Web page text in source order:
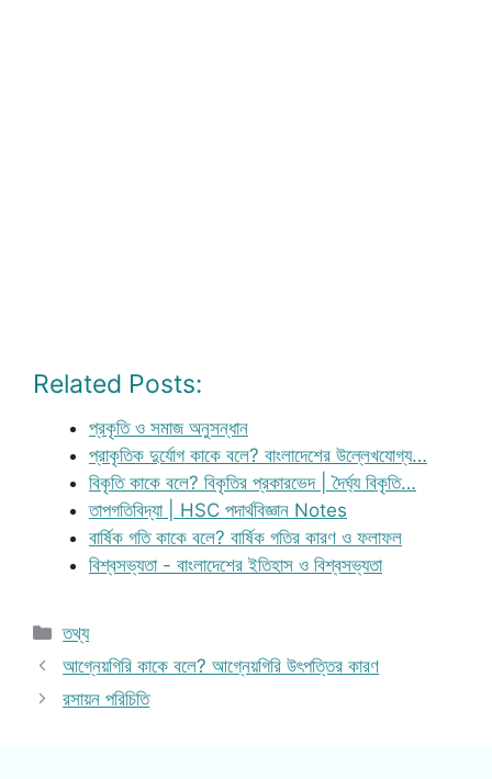
Related Posts:
প্রকৃতি ও সমাজ অনুসন্ধান
প্রাকৃতিক দুর্যোগ কাকে বলে? বাংলাদেশের উল্লেখযোগ্য…
বিকৃতি কাকে বলে? বিকৃতির প্রকারভেদ | দৈর্ঘ্য বিকৃতি…
তাপগতিবিদ্যা | HSC পদার্থবিজ্ঞান Notes
বার্ষিক গতি কাকে বলে? বার্ষিক গতির কারণ ও ফলাফল
বিশ্বসভ্যতা - বাংলাদেশের ইতিহাস ও বিশ্বসভ্যতা
Categories
তথ্য
আগ্নেয়গিরি কাকে বলে? আগ্নেয়গিরি উৎপত্তির কারণ
রসায়ন পরিচিতি